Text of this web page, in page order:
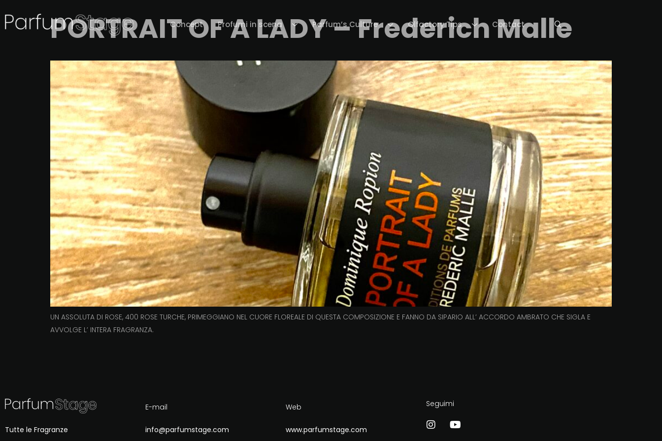
Concept Profumi in scena Parfum’s Culture Olfactory Tips Contact
PORTRAIT OF A LADY – Frederich Malle
UN ASSOLUTA DI ROSE, 400 ROSE TURCHE, PRIMEGGIANO NEL CUORE FLOREALE DI QUESTA COMPOSIZIONE E FANNO DA SIPARIO ALL’ ACCORDO AMBRATO CHE SIGLA E
AVVOLGE L’ INTERA FRAGRANZA.
Tutte le Fragranze
E-mail
info@parfumstage.com
Web
www.parfumstage.com
Seguimi